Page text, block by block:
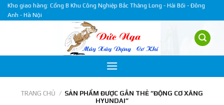
Skip
to
Kho giao hàng: Cổng B Khu Công Nghiệp Bắc Thăng Long - Hải Bối - Đông
Anh - Hà Nội
TRANG CHỦ / SẢN PHẨM ĐƯỢC GẮN THẺ “ĐỘNG CƠ XĂNG
HYUNDAI”